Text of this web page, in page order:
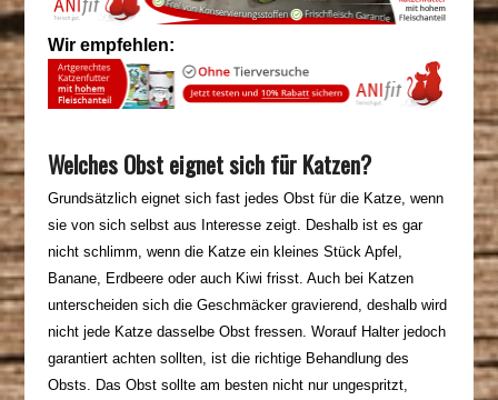
Wir empfehlen:
Welches Obst eignet sich für Katzen?
Grundsätzlich eignet sich fast jedes Obst für die Katze, wenn
sie von sich selbst aus Interesse zeigt. Deshalb ist es gar
nicht schlimm, wenn die Katze ein kleines Stück Apfel,
Banane, Erdbeere oder auch Kiwi frisst. Auch bei Katzen
unterscheiden sich die Geschmäcker gravierend, deshalb wird
nicht jede Katze dasselbe Obst fressen. Worauf Halter jedoch
garantiert achten sollten, ist die richtige Behandlung des
Obsts. Das Obst sollte am besten nicht nur ungespritzt,